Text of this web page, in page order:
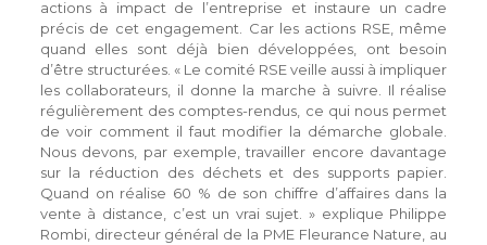
actions à impact de l’entreprise et instaure un cadre
précis de cet engagement. Car les actions RSE, même
quand elles sont déjà bien développées, ont besoin
d’être structurées. « Le comité RSE veille aussi à impliquer
les collaborateurs, il donne la marche à suivre. Il réalise
régulièrement des comptes-rendus, ce qui nous permet
de voir comment il faut modifier la démarche globale.
Nous devons, par exemple, travailler encore davantage
sur la réduction des déchets et des supports papier.
Quand on réalise 60 % de son chiffre d’affaires dans la
vente à distance, c’est un vrai sujet. » explique Philippe
Rombi, directeur général de la PME Fleurance Nature, au